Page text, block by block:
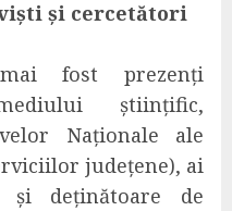
și cercetători
fost prezenți
științific,
Naționale ale
județene), ai
și deținătoare de